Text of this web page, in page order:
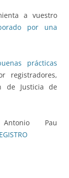
a vuestro
por una
prácticas
registradores,
de Justicia de
Pau